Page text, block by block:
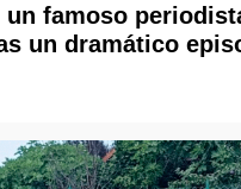
famoso
un dramático